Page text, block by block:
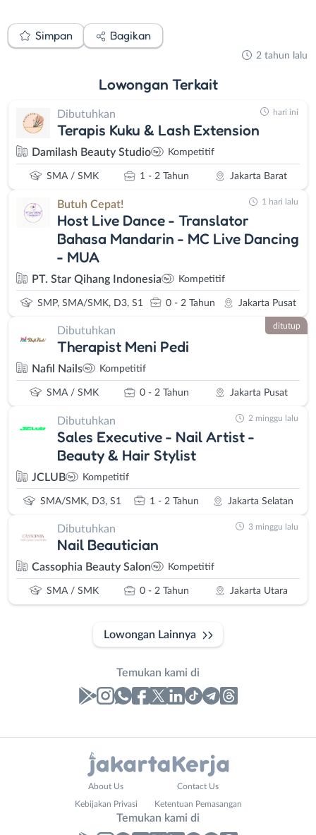
Simpan Bagikan
2 tahun lalu
Lowongan Terkait
Dibutuhkan
Terapis Kuku & Lash Extension
Damilash Beauty Studio Kompetitif
SMA / SMK 1 - 2 Tahun Jakarta Barat
hari ini
Butuh Cepat!
Host Live Dance - Translator
Bahasa Mandarin - MC Live Dancing
- MUA
PT. Star Qihang Indonesia Kompetitif
SMP, SMA/SMK, D3, S1 0 - 2 Tahun Jakarta Pusat
1 hari lalu
Dibutuhkan
Therapist Meni Pedi
Nafil Nails Kompetitif
SMA / SMK 0 - 2 Tahun Jakarta Pusat
ditutup
Dibutuhkan
Sales Executive - Nail Artist -
Beauty & Hair Stylist
JCLUB Kompetitif
SMA/SMK, D3, S1 1 - 2 Tahun Jakarta Selatan
2 minggu lalu
Dibutuhkan
Nail Beautician
Cassophia Beauty Salon Kompetitif
SMA / SMK 0 - 2 Tahun Jakarta Utara
3 minggu lalu
Lowongan Lainnya
Temukan kami di
About Us Contact Us
Kebijakan Privasi Ketentuan Pemasangan
Temukan kami di